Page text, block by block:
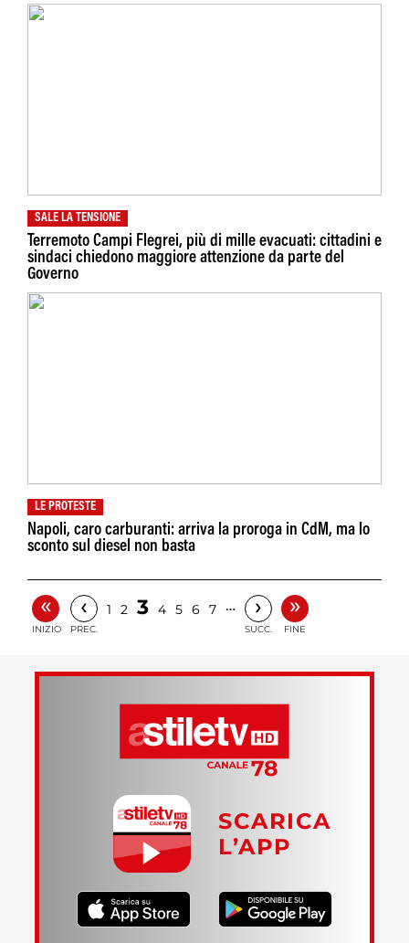
SALE LA TENSIONE
Terremoto Campi Flegrei, più di mille evacuati: cittadini e
sindaci chiedono maggiore attenzione da parte del
Governo
LE PROTESTE
Napoli, caro carburanti: arriva la proroga in CdM, ma lo
sconto sul diesel non basta
«
INIZIO
‹
PREC.
1 2 3 4 5 6 7 … ›
SUCC.
»
FINE
SCARICA
L’APP